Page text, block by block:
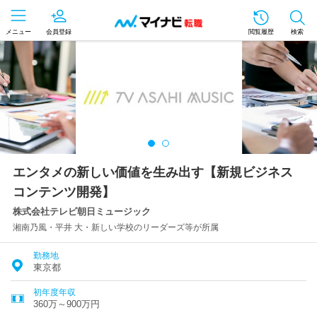
メニュー 会員登録 閲覧履歴 検索
エンタメの新しい価値を生み出す【新規ビジネス
コンテンツ開発】
株式会社テレビ朝日ミュージック
湘南乃風・平井 大・新しい学校のリーダーズ等が所属
勤務地
東京都
初年度年収
360万～900万円